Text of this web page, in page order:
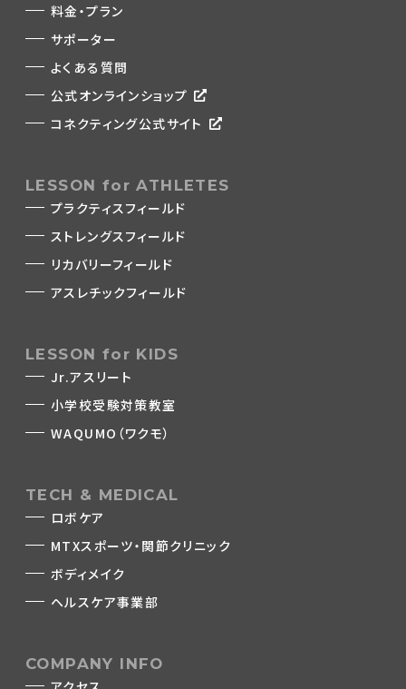
料金・プラン
サポーター
よくある質問
公式オンラインショップ
コネクティング公式サイト
LESSON for ATHLETES
プラクティスフィールド
ストレングスフィールド
リカバリーフィールド
アスレチックフィールド
LESSON for KIDS
Jr.アスリート
小学校受験対策教室
WAQUMO（ワクモ）
TECH & MEDICAL
ロボケア
MTXスポーツ・関節クリニック
ボディメイク
ヘルスケア事業部
COMPANY INFO